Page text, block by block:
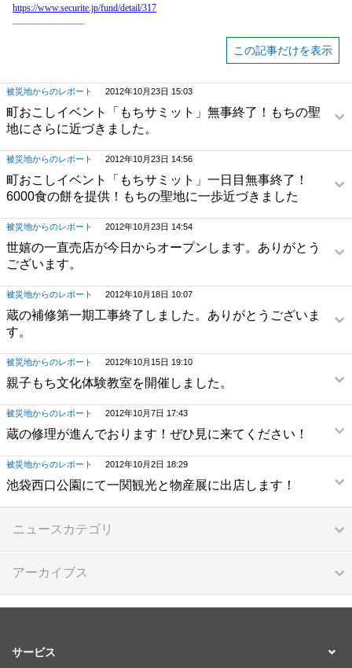
https://www.securite.jp/fund/detail/317
-----------------------
この記事だけを表示
被災地からのレポート 2012年10月23日 15:03
町おこしイベント「もちサミット」無事終了！もちの聖
地にさらに近づきました。
被災地からのレポート 2012年10月23日 14:56
町おこしイベント「もちサミット」一日目無事終了！
6000食の餅を提供！もちの聖地に一歩近づきました
被災地からのレポート 2012年10月23日 14:54
世嬉の一直売店が今日からオープンします。ありがとう
ございます。
被災地からのレポート 2012年10月18日 10:07
蔵の補修第一期工事終了しました。ありがとうございま
す。
被災地からのレポート 2012年10月15日 19:10
親子もち文化体験教室を開催しました。
被災地からのレポート 2012年10月7日 17:43
蔵の修理が進んでおります！ぜひ見に来てください！
被災地からのレポート 2012年10月2日 18:29
池袋西口公園にて一関観光と物産展に出店します！
ニュースカテゴリ
アーカイブス
サービス